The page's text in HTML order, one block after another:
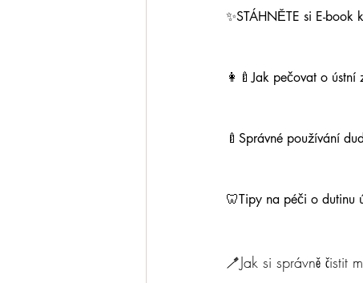
✨STÁHNĚTE si E-book
👩‍🍼Jak pečovat o
🍼Správné používání
🦷Tipy na péči o dutinu
🪥Jak si správně čistit